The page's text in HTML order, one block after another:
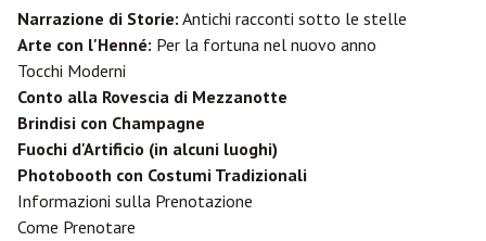
Narrazione di Storie: Antichi racconti sotto le stelle
Arte con l'Henné: Per la fortuna nel nuovo anno
Tocchi Moderni
Conto alla Rovescia di Mezzanotte
Brindisi con Champagne
Fuochi d'Artificio (in alcuni luoghi)
Photobooth con Costumi Tradizionali
Informazioni sulla Prenotazione
Come Prenotare